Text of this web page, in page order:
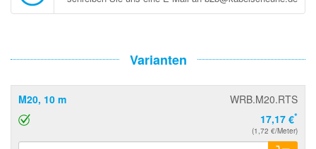
Varianten
M20, 10 m
WRB.M20.RTS
17,17 €*
(1,72 €/Meter)